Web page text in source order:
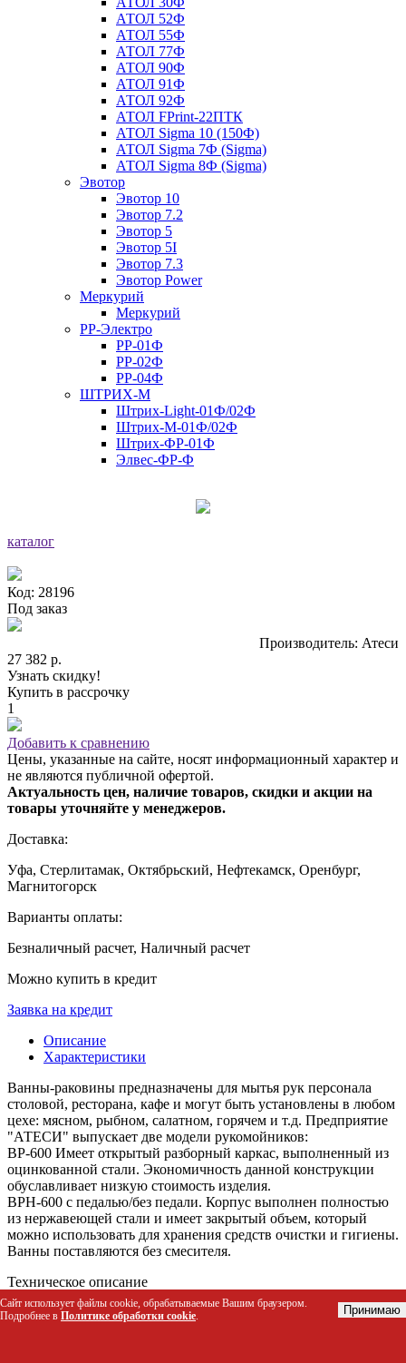
АТОЛ 52Ф
АТОЛ 55Ф
АТОЛ 77Ф
АТОЛ 90Ф
АТОЛ 91Ф
АТОЛ 92Ф
АТОЛ FPrint-22ПТК
АТОЛ Sigma 10 (150Ф)
АТОЛ Sigma 7Ф (Sigma)
АТОЛ Sigma 8Ф (Sigma)
Эвотор
Эвотор 10
Эвотор 7.2
Эвотор 5
Эвотор 5I
Эвотор 7.3
Эвотор Power
Меркурий
Меркурий
РР-Электро
РР-01Ф
РР-02Ф
РР-04Ф
ШТРИХ-М
Штрих-Light-01Ф/02Ф
Штрих-М-01Ф/02Ф
Штрих-ФР-01Ф
Элвес-ФР-Ф
каталог
Код: 28196
Под заказ
Производитель: Атеси
27 382 р.
Узнать скидку!
Купить в рассрочку
1
Добавить к сравнению
Цены, указанные на сайте, носят информационный характер и
не являются публичной офертой.
Актуальность цен, наличие товаров, скидки и акции на
товары уточняйте у менеджеров.
Доставка:
Уфа, Стерлитамак, Октябрьский, Нефтекамск, Оренбург,
Магнитогорск
Варианты оплаты:
Безналичный расчет, Наличный расчет
Можно купить в кредит
Заявка на кредит
Описание
Характеристики
Ванны-раковины предназначены для мытья рук персонала
столовой, ресторана, кафе и могут быть установлены в любом
цехе: мясном, рыбном, салатном, горячем и т.д. Предприятие
"АТЕСИ" выпускает две модели рукомойников:
ВР-600 Имеет открытый разборный каркас, выполненный из
оцинкованной стали. Экономичность данной конструкции
обуславливает низкую стоимость изделия.
ВРН-600 с педалью/без педали. Корпус выполнен полностью
из нержавеющей стали и имеет закрытый объем, который
можно использовать для хранения средств очистки и гигиены.
Ванны поставляются без смесителя.
Техническое описание
Ванна цельнотянутая с бортиком, выполнена из нержавеющей
стали марки AISI 304 толщиной 0,8 мм и имеет разборный
Сайт использует файлы cookie, обрабатываемые Вашим браузером.
Подробнее в Политике обработки cookie. Принимаю